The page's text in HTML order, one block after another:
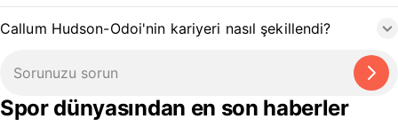
Callum Hudson-Odoi'nin kariyeri nasıl şekillendi?
Spor dünyasından en son haberler